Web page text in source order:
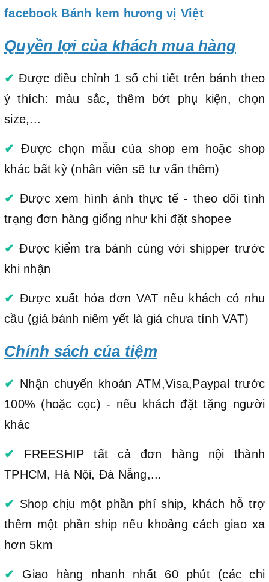
facebook Bánh kem hương vị Việt
Quyền lợi của khách mua hàng
✔ Được điều chỉnh 1 số chi tiết trên bánh theo
ý thích: màu sắc, thêm bớt phụ kiện, chọn
size,...
✔ Được chọn mẫu của shop em hoặc shop
khác bất kỳ (nhân viên sẽ tư vấn thêm)
✔ Được xem hình ảnh thực tế - theo dõi tình
trạng đơn hàng giống như khi đặt shopee
✔ Được kiểm tra bánh cùng với shipper trước
khi nhận
✔ Được xuất hóa đơn VAT nếu khách có nhu
cầu (giá bánh niêm yết là giá chưa tính VAT)
Chính sách của tiệm
✔ Nhận chuyển khoản ATM,Visa,Paypal trước
100% (hoặc cọc) - nếu khách đặt tặng người
khác
✔ FREESHIP tất cả đơn hàng nội thành
TPHCM, Hà Nội, Đà Nẵng,...
✔ Shop chịu một phần phí ship, khách hỗ trợ
thêm một phần ship nếu khoảng cách giao xa
hơn 5km
✔ Giao hàng nhanh nhất 60 phút (các chi